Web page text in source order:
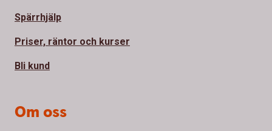
Spärrhjälp
Priser, räntor och kurser
Bli kund
Om oss